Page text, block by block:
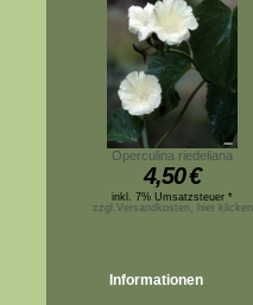
Operculina riedeliana
4,50€
inkl. 7% Umsatzsteuer *
zzgl.Versandkosten, hier klicken
Informationen